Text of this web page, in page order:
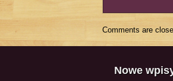
Comments are
Nowe